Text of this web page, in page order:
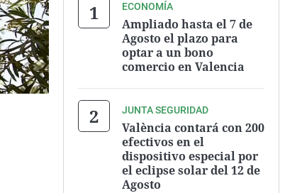
ECONOMÍA
Ampliado hasta el 7 de
Agosto el plazo para
optar a un bono
comercio en Valencia
JUNTA SEGURIDAD
València contará con 200
efectivos en el
dispositivo especial por
el eclipse solar del 12 de
Agosto